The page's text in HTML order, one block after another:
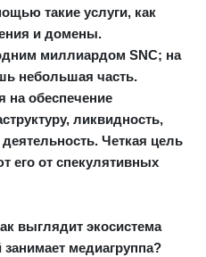
такие услуги, как
и домены.
миллиардом SNC; на
небольшая часть.
на обеспечение
ликвидность,
Четкая цель
его от спекулятивных
выглядит экосистема
медиагруппа?